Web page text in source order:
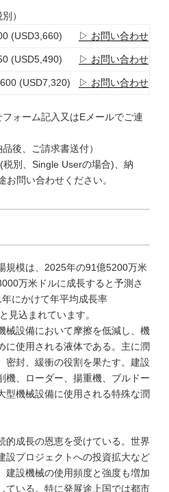
）
(USD3,660) ▷ お問い合わせ
(USD5,490) ▷ お問い合わせ
(USD7,320) ▷ お問い合わせ
ォーム記入又はEメールでご連
後、ご請求書送付）
別、Single Userの場合)、納
問い合わせください。
規模は、2025年の91億5200万米
万米ドルに成長すると予測さ
にかけて年平均成長率
見込まれています。
械設備において摩擦を低減し、機
に使用される液体である。主に潤
密封、緩衝の役割を果たす。建設
機、ローダー、揚重機、ブルドー
型機械設備に使用される特殊な潤
的成長の恩恵を受けている。世界
設プロジェクトへの投資拡大など
建設機械の使用頻度と強度も増加
ている。特に発展途上国では都市